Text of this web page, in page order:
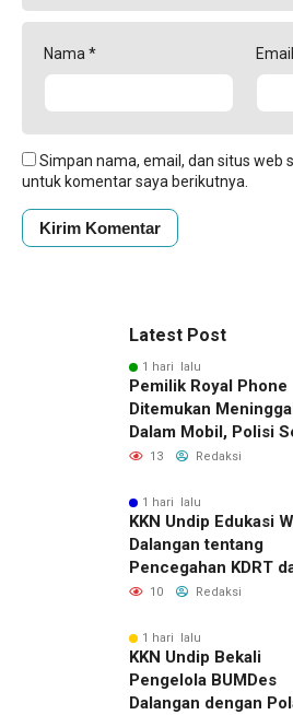
Nama* Email
Simpan nama, email, dan situs web
untuk komentar saya berikutnya.
Latest Post
1 hari lalu
Pemilik Royal Phone
Ditemukan
Dalam Mobil, Polisi
Dugaan Keterkaitan
13 Redaksi
1 hari lalu
KKN Undip Edukasi
Dalangan tentang
Pencegahan KDRT
Komunikasi Keluarga
10 Redaksi
1 hari lalu
KKN Undip Bekali
Pengelola BUMDes
Dalangan dengan